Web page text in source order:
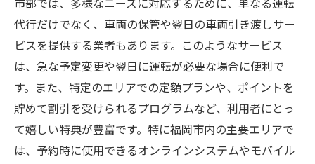
代行だけでなく、車両の保管や翌日の車両引き渡しサー
ビスを提供する業者もあります。このようなサービス
は、急な予定変更や翌日に運転が必要な場合に便利で
す。また、特定のエリアでの定額プランや、ポイントを
貯めて割引を受けられるプログラムなど、利用者にとっ
て嬉しい特典が豊富です。特に福岡市内の主要エリアで
は、予約時に使用できるオンラインシステムやモバイル